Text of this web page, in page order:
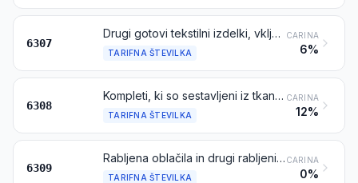
6307
Drugi gotovi tekstilni izdelki, vključno z modnimi kroji za oblačila
TARIFNA ŠTEVILKA
CARINA
6%
6308
Kompleti, ki so sestavljeni iz tkanin in preje, s priborom ali brez njega, za izdelavo preprog in pregrinjal, tapiserij, vezenih namiznih prtov ali serviet ali podobnih tekstilnih izdelkov, pripravljeni v pakiranjih za prodajo na drobno
TARIFNA ŠTEVILKA
CARINA
12%
6309
Rabljena oblačila in drugi rabljeni izdelki
TARIFNA ŠTEVILKA
CARINA
0%